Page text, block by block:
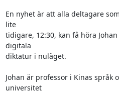
En nyhet är att alla deltagare
lite
tidigare, 12:30, kan få höra
digitala
diktatur i nuläget.
Johan är professor i Kinas språk
universitet